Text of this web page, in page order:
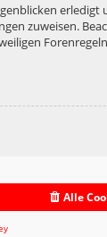
zuweisen.
Alle